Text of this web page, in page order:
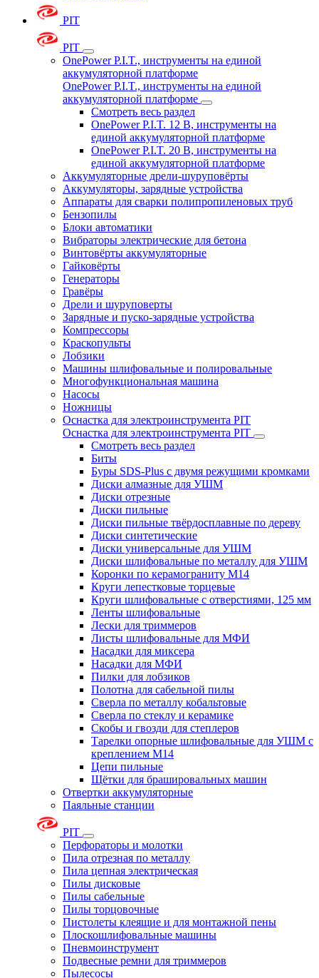
PIT
PIT
OnePower P.I.T., инструменты на единой
аккумуляторной платформе
OnePower P.I.T., инструменты на единой
аккумуляторной платформе
Смотреть весь раздел
OnePower P.I.T. 12 В, инструменты на
единой аккумуляторной платформе
OnePower P.I.T. 20 В, инструменты на
единой аккумуляторной платформе
Аккумуляторные дрели-шуруповёрты
Аккумуляторы, зарядные устройства
Аппараты для сварки полипропиленовых труб
Бензопилы
Блоки автоматики
Вибраторы электрические для бетона
Винтовёрты аккумуляторные
Гайковёрты
Генераторы
Гравёры
Дрели и шуруповерты
Зарядные и пуско-зарядные устройства
Компрессоры
Краскопульты
Лобзики
Машины шлифовальные и полировальные
Многофункциональная машина
Насосы
Ножницы
Оснастка для электроинструмента PIT
Оснастка для электроинструмента PIT
Смотреть весь раздел
Биты
Буры SDS-Plus c двумя режущими кромками
Диски алмазные для УШМ
Диски отрезные
Диски пильные
Диски пильные твёрдосплавные по дереву
Диски синтетические
Диски универсальные для УШМ
Диски шлифовальные по металлу для УШМ
Коронки по керамограниту M14
Круги лепестковые торцевые
Круги шлифовальные с отверстиями, 125 мм
Ленты шлифовальные
Лески для триммеров
Листы шлифовальные для МФИ
Насадки для миксера
Насадки для МФИ
Пилки для лобзиков
Полотна для сабельной пилы
Сверла по металлу кобальтовые
Сверла по стеклу и керамике
Скобы и гвозди для степлеров
Тарелки опорные шлифовальные для УШМ с
креплением М14
Цепи пильные
Щётки для брашировальных машин
Отвертки аккумуляторные
Паяльные станции
PIT
Перфораторы и молотки
Пила отрезная по металлу
Пила цепная электрическая
Пилы дисковые
Пилы сабельные
Пилы торцовочные
Пистолеты клеящие и для монтажной пены
Плоскошлифовальные машины
Пневмоинструмент
Подвесные ремни для триммеров
Пылесосы